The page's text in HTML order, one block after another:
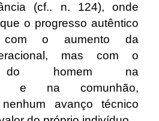
(cf.. n. 124), onde
o progresso autêntico
com o aumento da
mas com o
do homem na
e na comunhão,
avanço técnico